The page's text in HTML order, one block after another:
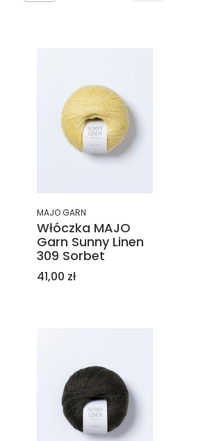
MAJO GARN
Włóczka MAJO
Garn Sunny Linen
309 Sorbet
Cena
41,00 zł